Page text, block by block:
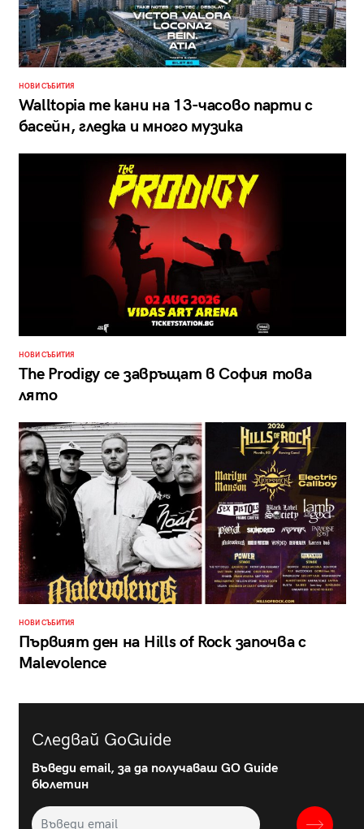
НОВИ СЪБИТИЯ
Walltopia те кани на 13-часово парти с
басейн, гледка и много музика
НОВИ СЪБИТИЯ
The Prodigy се завръщат в София това
лято
НОВИ СЪБИТИЯ
Първият ден на Hills of Rock започва с
Malevolence
Следвай GoGuide
Въведи email, за да получаваш GO Guide
бюлетин